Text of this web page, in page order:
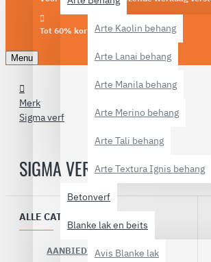
Arte Kaolin behang
Arte Lanai behang
Arte Manila behang
Arte Merino behang
Arte Tali behang
Arte Textura Ignis behang
Betonverf
Blanke lak en beits
Avis Blanke lak
Tot 60% korting
Menu
Merk
Sigma verf
SIGMA VERF
ALLE CATEGORIEËN
AANBIEDINGEN